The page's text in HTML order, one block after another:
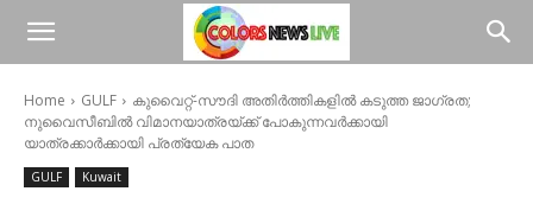
Home GULF
കുവൈറ്റ്-സൗദി അതിർത്തികളിൽ കടുത്ത ജാഗ്രത;
നുവൈസീബിൽ വിമാനയാത്രയ്ക്ക് പോകുന്നവർക്കായി
യാത്രക്കാർക്കായി പ്രത്യേക പാത
GULF Kuwait